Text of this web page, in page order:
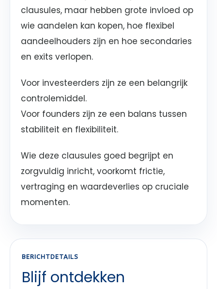
clausules, maar hebben grote invloed op
wie aandelen kan kopen, hoe flexibel
aandeelhouders zijn en hoe secondaries
en exits verlopen.
Voor investeerders zijn ze een belangrijk
controlemiddel.
Voor founders zijn ze een balans tussen
stabiliteit en flexibiliteit.
Wie deze clausules goed begrijpt en
zorgvuldig inricht, voorkomt frictie,
vertraging en waardeverlies op cruciale
momenten.
BERICHTDETAILS
Blijf ontdekken